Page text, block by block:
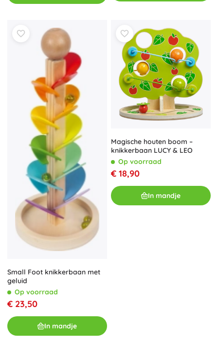
Small Foot knikkerbaan met
geluid
Op voorraad
€ 23,50
In mandje
Magische houten boom –
knikkerbaan LUCY & LEO
Op voorraad
€ 18,90
In mandje